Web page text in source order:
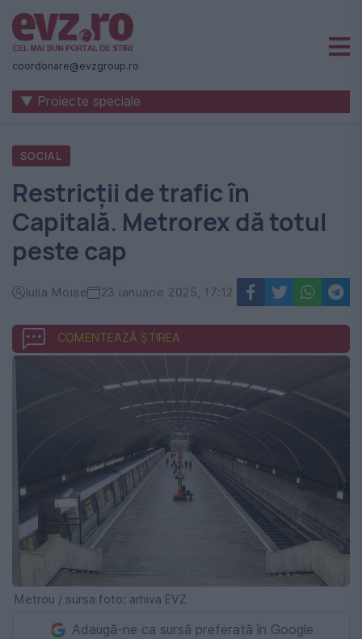
Știri
naționale
internaționale
România
-
Evenimentul
Zilei
coordonare@evzgroup.ro
▼ Proiecte speciale
SOCIAL
Restricții de trafic în
Capitală. Metrorex dă totul
peste cap
Iulia Moise 23 ianuarie 2025, 17:12
COMENTEAZĂ ȘTIREA
Metrou / sursa foto: arhiva EVZ
Adaugă-ne ca sursă preferată în Google